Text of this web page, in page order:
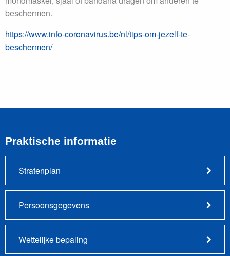
beschermen.
https://www.info-coronavirus.be/nl/tips-om-jezelf-te-
beschermen/
Praktische informatie
Stratenplan
Persoonsgegevens
Wettelijke bepaling